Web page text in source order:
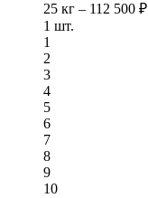
25 кг – 112 500 ₽
1 шт.
1
2
3
4
5
6
7
8
9
10